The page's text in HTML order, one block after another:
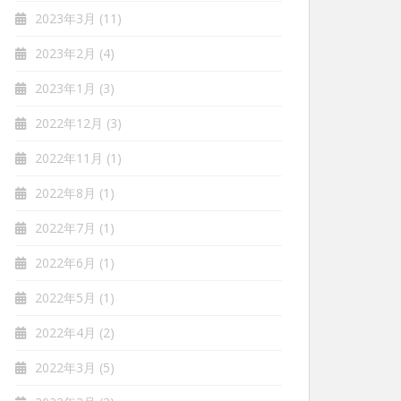
2023年3月 (11)
2023年2月 (4)
2023年1月 (3)
2022年12月 (3)
2022年11月 (1)
2022年8月 (1)
2022年7月 (1)
2022年6月 (1)
2022年5月 (1)
2022年4月 (2)
2022年3月 (5)